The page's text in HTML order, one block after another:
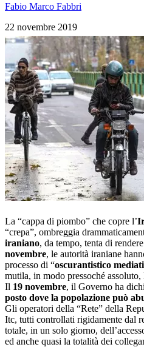
Fabio Marco Fabbri
22 novembre 2019
La “cappa di piombo” che copre l’
“crepa”, ombreggia
iraniano, da tempo, tenta di
novembre, le autorità iraniane
processo di “oscurantistico
mutila, in modo pressoché assoluto,
Il 19 novembre, il Governo ha
posto dove la popolazione può
Gli operatori della “Rete” della
Itc, tutti controllati rigidamente dal
totale, in un solo giorno,
ed anche quasi la totalità dei